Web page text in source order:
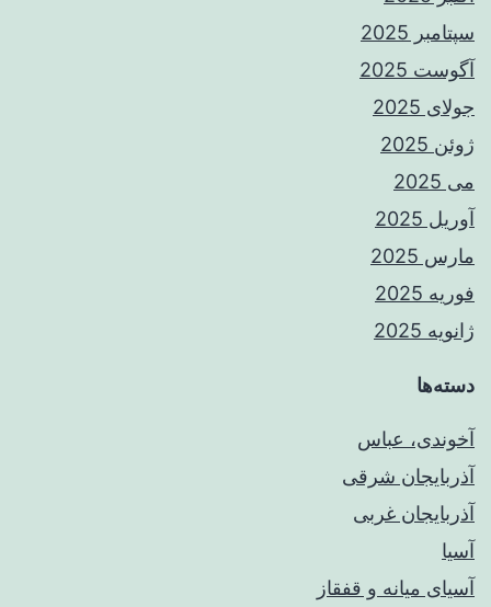
سپتامبر 2025
آگوست 2025
جولای 2025
ژوئن 2025
می 2025
آوریل 2025
مارس 2025
فوریه 2025
ژانویه 2025
دسته‌ها
آخوندی، عباس
آذربایجان شرقی
آذربایجان غربی
آسیا
آسیای میانه و قفقاز